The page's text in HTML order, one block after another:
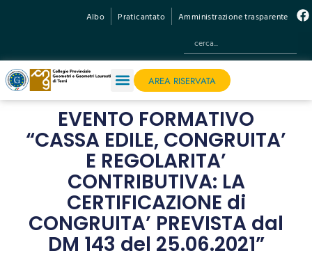
Albo Praticantato Amministrazione trasparente
AREA RISERVATA
EVENTO FORMATIVO
“CASSA EDILE, CONGRUITA’
E REGOLARITA’
CONTRIBUTIVA: LA
CERTIFICAZIONE di
CONGRUITA’ PREVISTA dal
DM 143 del 25.06.2021”